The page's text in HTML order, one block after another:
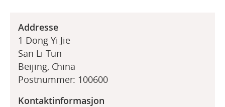
Addresse
1 Dong Yi Jie
San Li Tun
Beijing, China
Postnummer: 100600
Kontaktinformasjon